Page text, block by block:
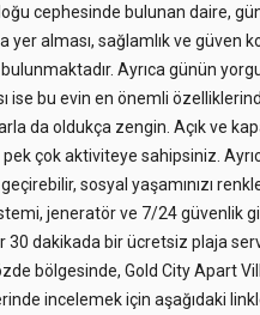
cephesinde bulunan daire, gün
yer alması, sağlamlık ve
Ayrıca günün
ise bu evin en önemli
da oldukça zengin. Açık ve
pek çok aktiviteye sahipsiniz.
sosyal yaşamınızı
jeneratör ve 7/24 güvenlik
30 dakikada bir ücretsiz plaja
bölgesinde, Gold City Apart
incelemek için aşağıdaki